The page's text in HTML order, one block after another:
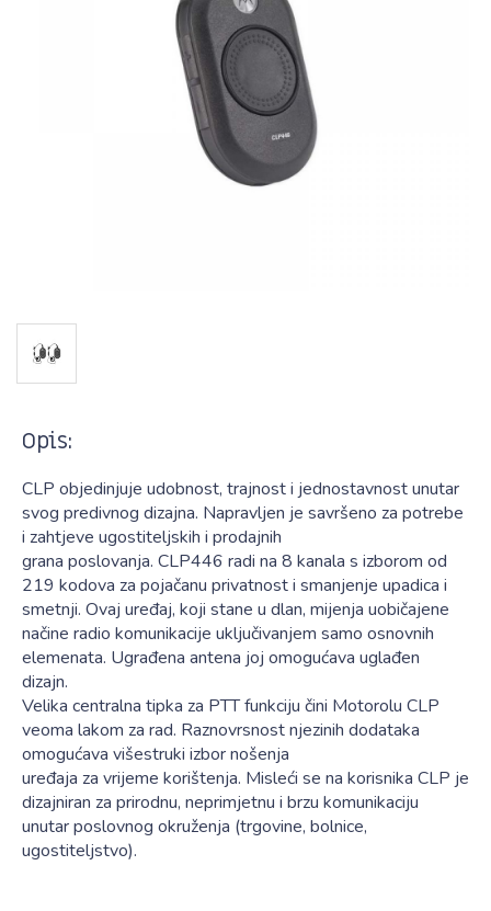
Opis:
CLP objedinjuje udobnost, trajnost i jednostavnost unutar
svog predivnog dizajna. Napravljen je savršeno za potrebe
i zahtjeve ugostiteljskih i prodajnih
grana poslovanja. CLP446 radi na 8 kanala s izborom od
219 kodova za pojačanu privatnost i smanjenje upadica i
smetnji. Ovaj uređaj, koji stane u dlan, mijenja uobičajene
načine radio komunikacije uključivanjem samo osnovnih
elemenata. Ugrađena antena joj omogućava uglađen
dizajn.
Velika centralna tipka za PTT funkciju čini Motorolu CLP
veoma lakom za rad. Raznovrsnost njezinih dodataka
omogućava višestruki izbor nošenja
uređaja za vrijeme korištenja. Misleći se na korisnika CLP je
dizajniran za prirodnu, neprimjetnu i brzu komunikaciju
unutar poslovnog okruženja (trgovine, bolnice,
ugostiteljstvo).